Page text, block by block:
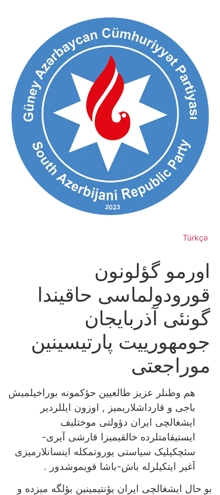
Türkçə
اورمو گؤلونون
قورودولماسی حاقیندا
گونئی آذربایجان
جومهورییت پارتیسینین
موراجعتی
هم وطنلر عزیز طالعیین حؤکمونه بوراخیلمیش
باجی و قارداشلاریمیز , اوزون ایللردیر
ایشغالچی ایران دؤولتی موختلیف
ایستیقامتلرده خالقیمیزا قارشی آیری-
سئچکیلیک سیاستی یوروتمکله اینسانلارمیزی
آغیر ایتکیلرله باش-باشا قویموشدور .
بو حال ایشغالچی ایران یؤنتیمینین بؤلگه میزده و